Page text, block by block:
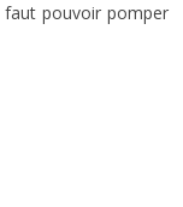
faut pouvoir pomper